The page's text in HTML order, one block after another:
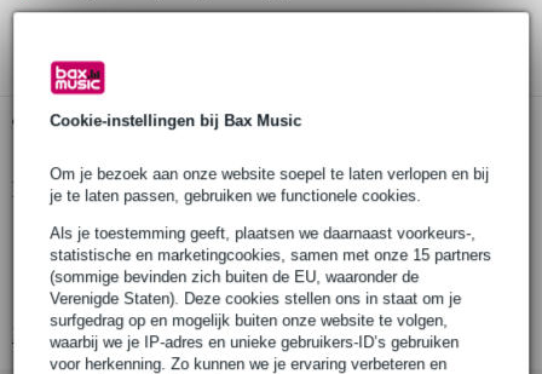
Cookie-instellingen bij Bax Music
Om je bezoek aan onze website soepel te laten verlopen en bij
je te laten passen, gebruiken we functionele cookies.
Als je toestemming geeft, plaatsen we daarnaast voorkeurs-,
statistische en marketingcookies, samen met onze 15 partners
(sommige bevinden zich buiten de EU, waaronder de
Verenigde Staten). Deze cookies stellen ons in staat om je
surfgedrag op en mogelijk buiten onze website te volgen,
waarbij we je IP-adres en unieke gebruikers-ID’s gebruiken
voor herkenning. Zo kunnen we je ervaring verbeteren en
Gratis ophalen in de winkel
Productinformatie
Premium Polish Cloth
gemaakt in de V.S.
microvezel
Bekijk alle productspecificaties